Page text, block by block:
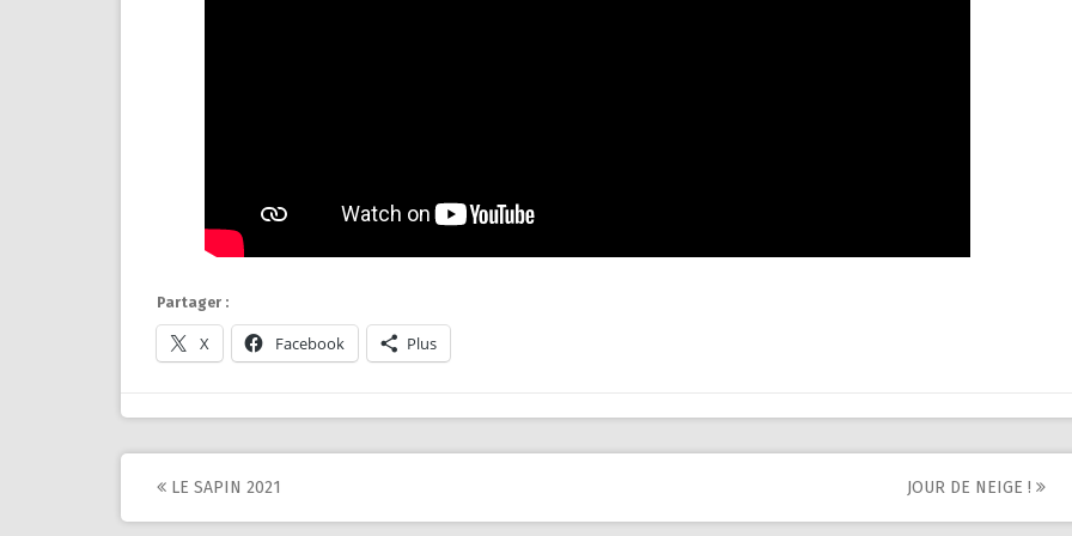
Partager :
X Facebook Plus
Post
LE SAPIN 2021 JOUR DE NEIGE !